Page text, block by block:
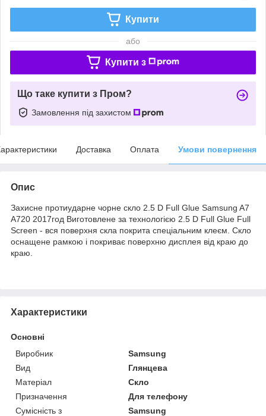
Купити
або
Купити з
Що таке купити з Пром?
Замовлення під захистом
Доставка Оплата Умови повернення
Опис
Захисне протиударне чорне скло 2.5 D Full Glue Samsung A7
A720 2017год Виготовлене за технологією 2.5 D Full Glue Full
Screen - вся поверхня скла покрита спеціальним клеєм. Скло
оснащене рамкою і покриває поверхню дисплея від краю до
краю.
Характеристики
Основні
Виробник
Samsung
Вид
Глянцева
Матеріал
Скло
Призначення
Для телефону
Сумісність з
Samsung